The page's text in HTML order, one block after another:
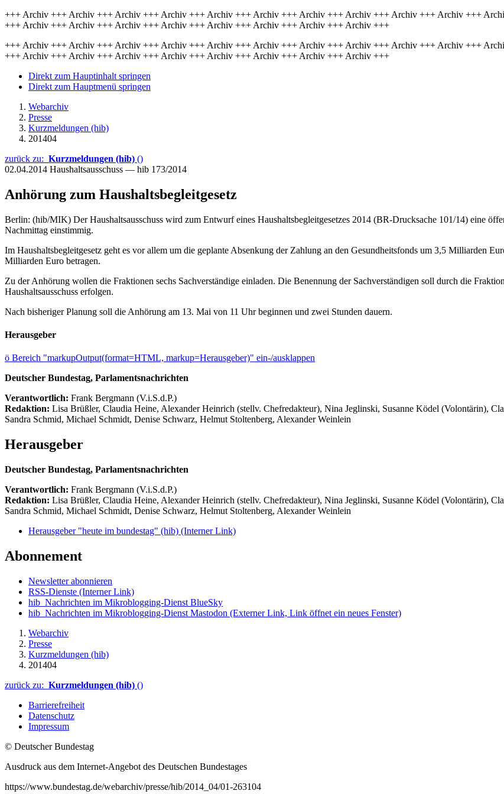
+++ Archiv +++ Archiv +++ Archiv +++ Archiv +++ Archiv +++ Archiv +++ Archiv +++ Archiv +++ Archiv +++ Archiv +++
+++ Archiv +++ Archiv +++ Archiv +++ Archiv +++ Archiv +++ Archiv +++ Archiv +++ Archiv +++
+++ Archiv +++ Archiv +++ Archiv +++ Archiv +++ Archiv +++ Archiv +++ Archiv +++ Archiv +++ Archiv +++ Archiv +++
+++ Archiv +++ Archiv +++ Archiv +++ Archiv +++ Archiv +++ Archiv +++ Archiv +++ Archiv +++
Direkt zum Hauptinhalt springen
Direkt zum Hauptmenü springen
Webarchiv
Presse
Kurzmeldungen (hib)
201404
zurück zu: Kurzmeldungen (hib) ()
02.04.2014 Haushaltsausschuss — hib 173/2014
Anhörung zum Haushaltsbegleitgesetz
Berlin: (hib/MIK) Der Haushaltsausschuss wird zum Entwurf eines Haushaltsbegleitgesetzes 2014 (BR-Drucksache 101/14) eine
Nachmittag einstimmig.
Im Haushaltsbegleitgesetz geht es vor allem um die geplante Absenkung der Zahlung an den Gesundheitsfonds um 3,5 Milliarden
Milliarden Euro betragen.
Zu der Anhörung wollen die Fraktionen sechs Sachverständige einladen. Die Benennung der Sachverständigen soll durch die
Haushaltsausschuss erfolgen.
Nach bisheriger Planung soll die Anhörung am 13. Mai von 11 Uhr beginnen und zwei Stunden dauern.
Herausgeber
ö Bereich "markupOutput(format=HTML, markup=Herausgeber)" ein-/ausklappen
Deutscher Bundestag, Parlamentsnachrichten
Verantwortlich: Frank Bergmann (V.i.S.d.P.)
Redaktion: Lisa Brüßler, Claudia Heine, Alexander Heinrich (stellv. Chefredakteur), Nina Jeglinski, Susanne Ködel (Volontärin),
Sandra Schmid, Michael Schmidt, Denise Schwarz, Helmut Stoltenberg, Alexander Weinlein
Herausgeber
Deutscher Bundestag, Parlamentsnachrichten
Verantwortlich: Frank Bergmann (V.i.S.d.P.)
Redaktion: Lisa Brüßler, Claudia Heine, Alexander Heinrich (stellv. Chefredakteur), Nina Jeglinski, Susanne Ködel (Volontärin),
Sandra Schmid, Michael Schmidt, Denise Schwarz, Helmut Stoltenberg, Alexander Weinlein
Herausgeber "heute im bundestag" (hib) (Interner Link)
Abonnement
Newsletter abonnieren
RSS-Dienste (Interner Link)
hib_Nachrichten im Mikroblogging-Dienst BlueSky
hib_Nachrichten im Mikroblogging-Dienst Mastodon (Externer Link, Link öffnet ein neues Fenster)
Webarchiv
Presse
Kurzmeldungen (hib)
201404
zurück zu: Kurzmeldungen (hib) ()
Barrierefreiheit
Datenschutz
Impressum
© Deutscher Bundestag
Ausdruck aus dem Internet-Angebot des Deutschen Bundestages
https://www.bundestag.de/webarchiv/presse/hib/2014_04/01-263104